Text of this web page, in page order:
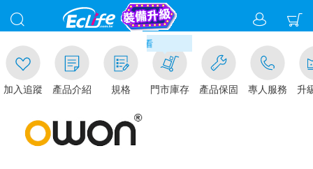
加入追蹤 產品介紹 規格
現折1%(部分商品不適用)-請點我看
門市庫存 產品保固 專人服務 升